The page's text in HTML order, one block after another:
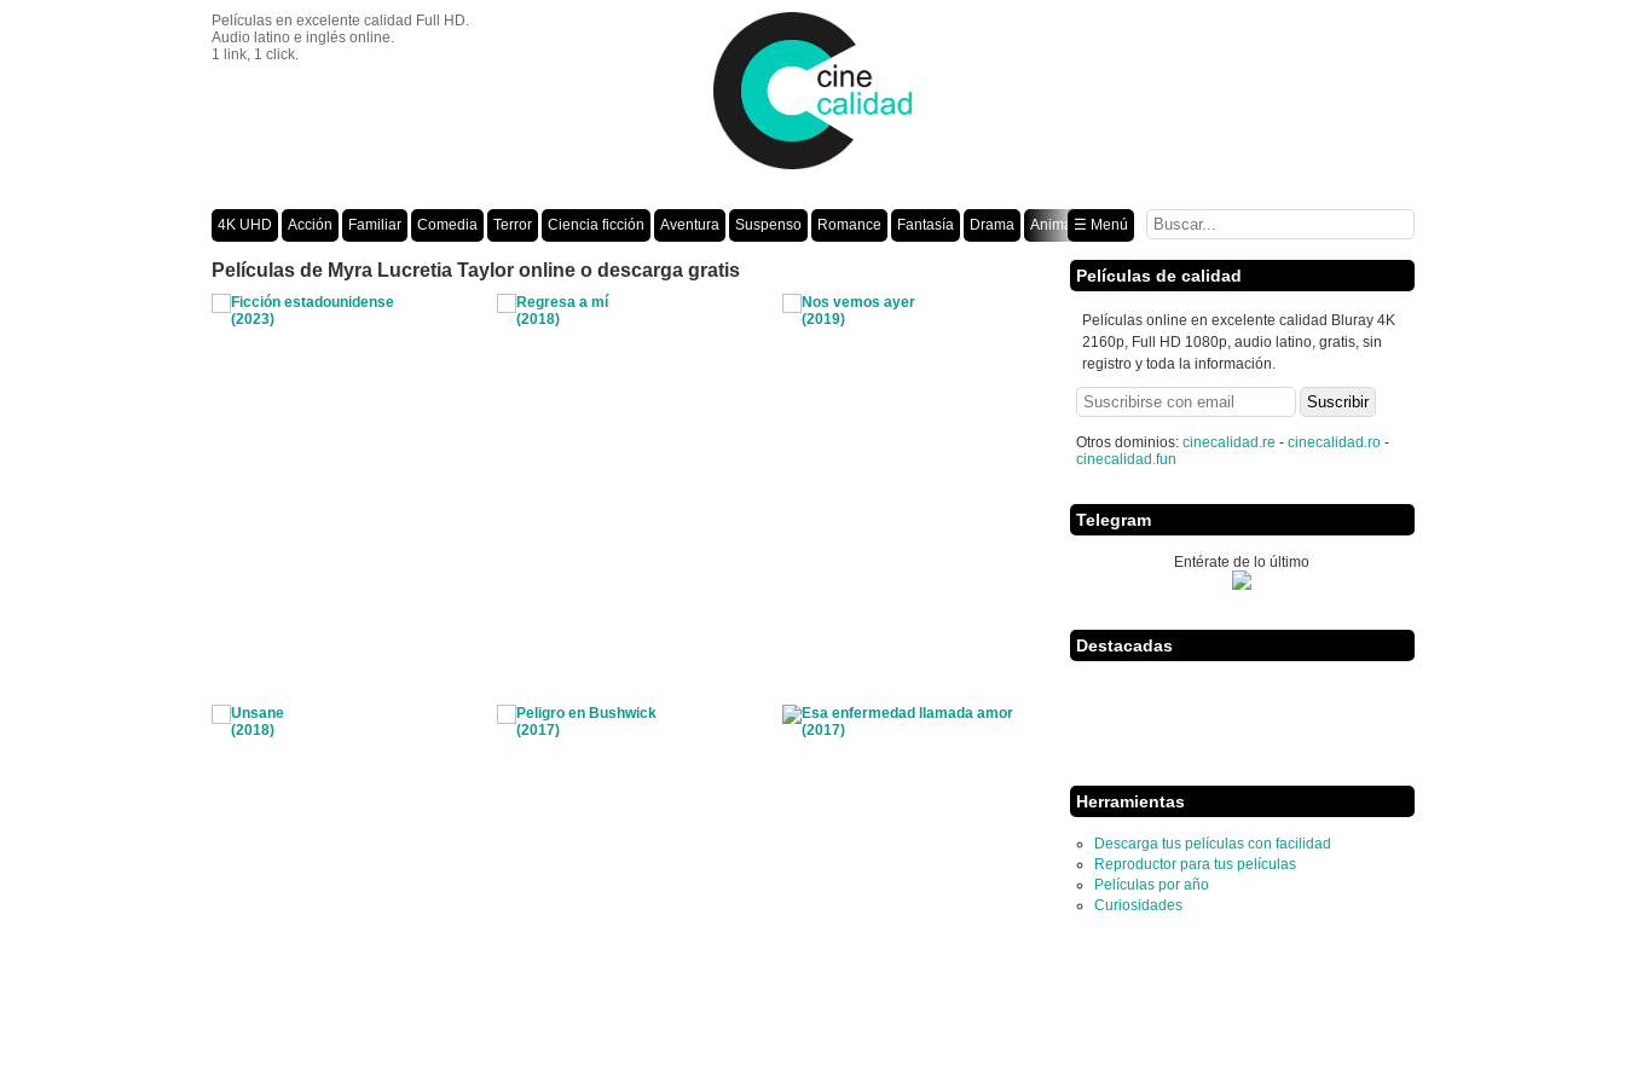
Películas en excelente calidad Full HD.
Audio latino e inglés online.
1 link, 1 click.
4K UHD Acción Familiar Comedia Terror Ciencia ficción Aventura Suspenso Romance Fantasía Drama
Animación
Crimen
☰ Menú
Películas de Myra Lucretia Taylor online o descarga gratis Películas de calidad
Películas online en excelente calidad Bluray 4K
2160p, Full HD 1080p, audio latino, gratis, sin
registro y toda la información.
Otros dominios: cinecalidad.re - cinecalidad.ro-
cinecalidad.fun
Telegram
Entérate de lo último
Destacadas
Herramientas
Descarga tus películas con facilidad
Reproductor para tus películas
Películas por año
Curiosidades